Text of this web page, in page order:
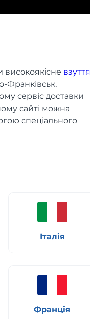
високоякісне взуття
Франківськ,
сервіс доставки
сайті можна
спеціального
Італія
Франція